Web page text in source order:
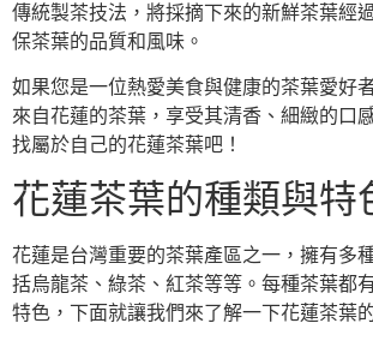
傳統製茶技法，將採摘下來的新鮮茶葉經
保茶葉的品質和風味。
如果您是一位熱愛美食與健康的茶葉愛好
來自花蓮的茶葉，享受其清香、細緻的口
找屬於自己的花蓮茶葉吧！
花蓮茶葉的種類與特
花蓮是台灣重要的茶葉產區之一，擁有多
括烏龍茶、綠茶、紅茶等等。每種茶葉都
特色，下面就讓我們來了解一下花蓮茶葉